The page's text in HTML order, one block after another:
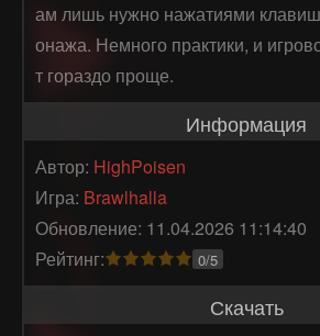
ам лишь нужно нажатиями
онажа. Немного практики, и
т гораздо проще.
Информация
Автор: HighPoisen
Игра: Brawlhalla
Обновление: 11.04.2026 11:14:40
Рейтинг:
0/5
Скачать